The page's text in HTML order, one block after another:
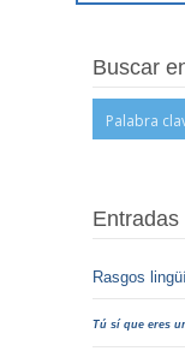
Buscar
Rasgos
Tú sí que eres